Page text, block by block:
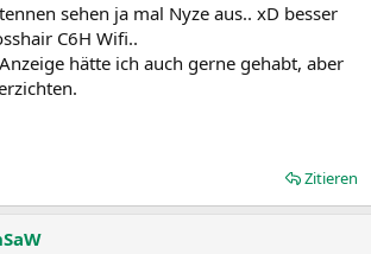
sehen ja mal Nyze aus.. xD besser
C6H Wifi..
hätte ich auch gerne gehabt, aber
Zitieren